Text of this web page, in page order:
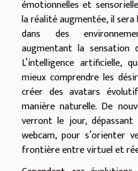
émotionnelles et
la réalité augmentée, il
dans des
augmentant la sensation
L’intelligence artificielle,
mieux comprendre les
créer des avatars
manière naturelle. De
verront le jour,
webcam, pour s’orienter
frontière entre virtuel et